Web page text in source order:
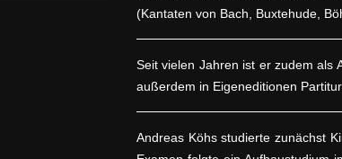
(Kantaten von Bach, Buxtehude,
Seit vielen Jahren ist er zudem als
außerdem in Eigeneditionen
Andreas Köhs studierte zunächst